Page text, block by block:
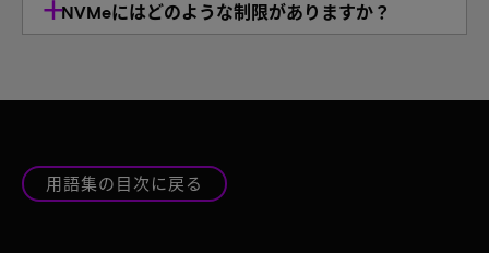
NVMeにはどのような制限がありますか？
用語集の目次に戻る